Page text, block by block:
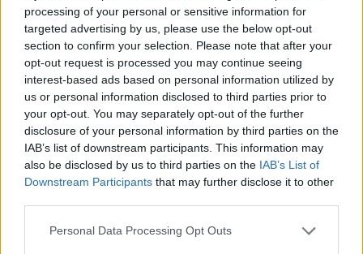
processing of your personal or sensitive information for
targeted advertising by us, please use the below opt-out
section to confirm your selection. Please note that after your
opt-out request is processed you may continue seeing
interest-based ads based on personal information utilized by
us or personal information disclosed to third parties prior to
your opt-out. You may separately opt-out of the further
disclosure of your personal information by third parties on the
IAB’s list of downstream participants. This information may
also be disclosed by us to third parties on the IAB’s List of
Downstream Participants that may further disclose it to other
Personal Data Processing Opt Outs
Πριν 6 ημέρες